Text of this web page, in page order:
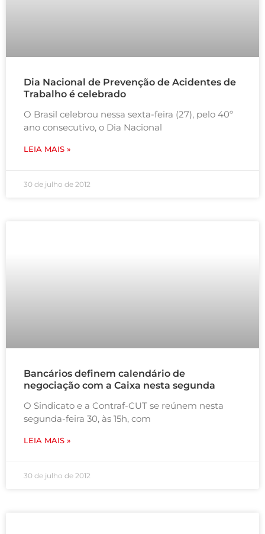
Dia Nacional de Prevenção de Acidentes de
Trabalho é celebrado
O Brasil celebrou nessa sexta-feira (27), pelo 40º
ano consecutivo, o Dia Nacional
LEIA MAIS »
30 de julho de 2012
Bancários definem calendário de
negociação com a Caixa nesta segunda
O Sindicato e a Contraf-CUT se reúnem nesta
segunda-feira 30, às 15h, com
LEIA MAIS »
30 de julho de 2012